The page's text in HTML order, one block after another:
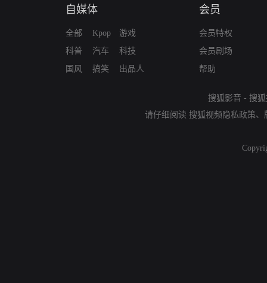
自媒体
全部
科普
国风
Kpop
汽车
搞笑
游戏
科技
出品人
会员
会员特权
会员剧场
帮助
搜狐影音 - 搜
请仔细阅读 搜狐视频隐私政策、